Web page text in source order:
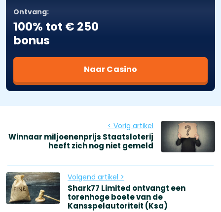
Ontvang:
100% tot € 250
bonus
Naar Casino
< Vorig artikel
Winnaar miljoenenprijs Staatsloterij
heeft zich nog niet gemeld
Volgend artikel >
Shark77 Limited ontvangt een
torenhoge boete van de
Kansspelautoriteit (Ksa)